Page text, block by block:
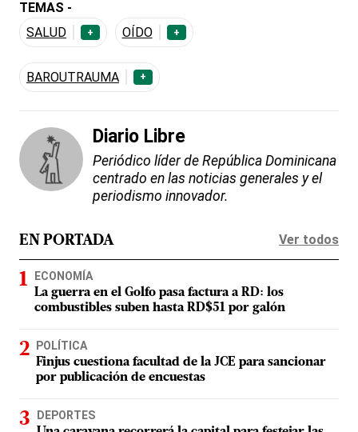
TEMAS -
SALUD
+ OÍDO +
BAROUTRAUMA +
Diario Libre
Periódico líder de República Dominicana
centrado en las noticias generales y el
periodismo innovador.
EN PORTADA Ver todos
ECONOMÍA
La guerra en el Golfo pasa factura a RD: los
combustibles suben hasta RD$51 por galón
POLÍTICA
Finjus cuestiona facultad de la JCE para sancionar
por publicación de encuestas
DEPORTES